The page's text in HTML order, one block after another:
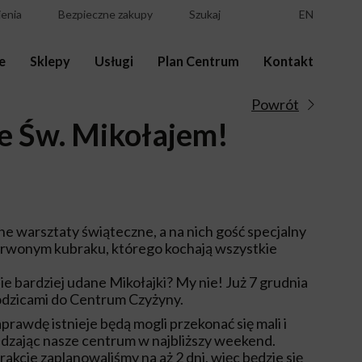
Bezpieczne zakupy Szukaj EN
Sklepy Usługi Plan Centrum Kontakt
Powrót
Św. Mikołajem!
warsztaty świąteczne, a na nich gość specjalny
kubraku, którego kochają wszystkie
bardziej udane Mikołajki? My nie! Już 7 grudnia
do Centrum Czyżyny.
istnieje będą mogli przekonać się mali i
nasze centrum w najbliższy weekend.
zaplanowaliśmy na aż 2 dni, więc będzie się